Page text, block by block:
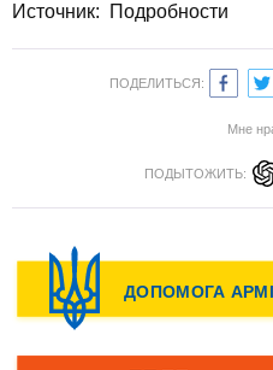
Источник:
Подробности
ПОДЕЛИТЬСЯ:
Мне
ПОДЫТОЖИТЬ: